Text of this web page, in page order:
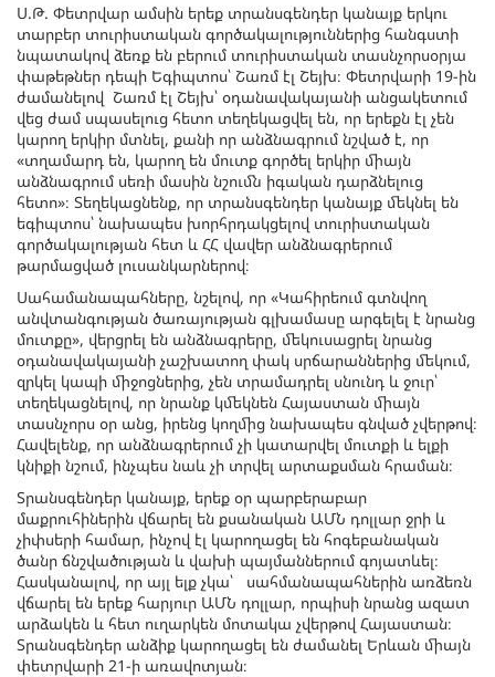
Ս.Թ. Փետրվար ամսին երեք տրանսգենդեր կանայք երկու
տարբեր տուրիստական գործակալություններից հանգստի
նպատակով ձեռք են բերում տուրիստական տասնչորսօրյա
փաթեթներ դեպի Եգիպտոս՝ Շառմ էլ Շեյխ։ Փետրվարի 19-ին
ժամանելով Շառմ էլ Շեյխ՝ օդանավակայանի անցակետում
վեց ժամ սպասելուց հետո տեղեկացվել են, որ երեքն էլ չեն
կարող երկիր մտնել, քանի որ անձնագրում նշված է, որ
«տղամարդ են, կարող են մուտք գործել երկիր միայն
անձնագրում սեռի մասին նշումն իգական դարձնելուց
հետո»։ Տեղեկացնենք, որ տրանսգենդեր կանայք մեկնել են
եգիպտոս՝ նախապես խորհրդակցելով տուրիստական
գործակալության հետ և ՀՀ վավեր անձնագրերում
թարմացված լուսանկարներով։
Սահամանապահները, նշելով, որ «Կահիրեում գտնվող
անվտանգության ծառայության գլխամասը արգելել է նրանց
մուտքը», վերցրել են անձնագրերը, մեկուսացրել նրանց
օդանավակայանի չաշխատող փակ սրճարաններից մեկում,
զրկել կապի միջոցներից, չեն տրամադրել սնունդ և ջուր՝
տեղեկացնելով, որ նրանք կմեկնեն Հայաստան միայն
տասնչորս օր անց, իրենց կողմից նախապես գնված չվերթով։
Հավելենք, որ անձնագրերում չի կատարվել մուտքի և ելքի
կնիքի նշում, ինչպես նաև չի տրվել արտաքսման հրաման։
Տրանսգենդեր կանայք, երեք օր պարբերաբար
մաքրուհիներին վճարել են քսանական ԱՄՆ դոլլար ջրի և
չիփսերի համար, ինչով էլ կարողացել են հոգեբանական
ծանր ճնշվածության և վախի պայմաններում գոյատևել։
Հասկանալով, որ այլ ելք չկա՝ սահմանապահներին առձեռն
վճարել են երեք հարյուր ԱՄՆ դոլլար, որպիսի նրանց ազատ
արձակեն և հետ ուղարկեն մոտակա չվերթով Հայաստան։
Տրանսգենդեր անձիք կարողացել են ժամանել Երևան միայն
փետրվարի 21-ի առավոտյան։